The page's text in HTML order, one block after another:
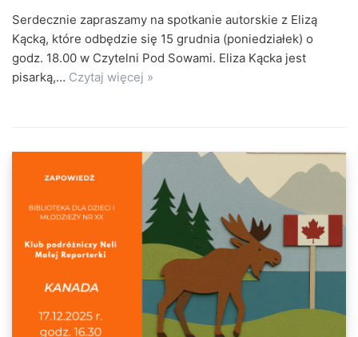
Serdecznie zapraszamy na spotkanie autorskie z Elizą
Kącką, które odbędzie się 15 grudnia (poniedziałek) o
godz. 18.00 w Czytelni Pod Sowami. Eliza Kącka jest
pisarką,… Czytaj więcej »